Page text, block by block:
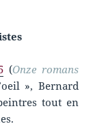
(Onze romans
», Bernard
tout en